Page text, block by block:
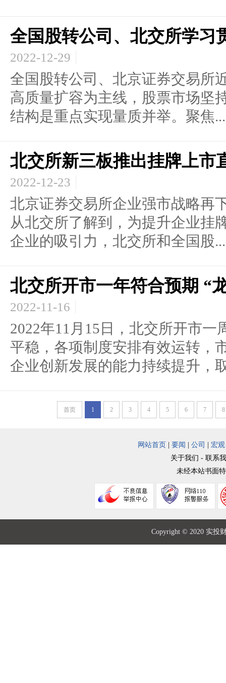
全国股转公司、北交所学习
2022-12-29
全国股转公司、北京证券交易所
高质量扩容为主线，股票市场坚
结构是重点实现量质并举。聚焦...
北交所新三板推出挂牌上市
2022-12-23
北京证券交易所企业强市战略再
从北交所了解到，为提升企业挂
企业的吸引力，北交所和全国股...
北交所开市一年符合预期 “
2022-11-16
2022年11月15日，北交所开市
平稳，各项制度安排有效运转，
企业创新发展的能力持续提升，
首页 1 2 3 4 5 6 7 8
网站首页 要闻 公司 宏观
关于我们 - 联系
未经本站书面
Copyright © 2020 实投